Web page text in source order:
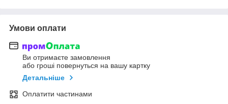
Умови оплати
Ви отримаєте замовлення
або гроші повернуться на вашу картку
Детальніше
Оплатити частинами